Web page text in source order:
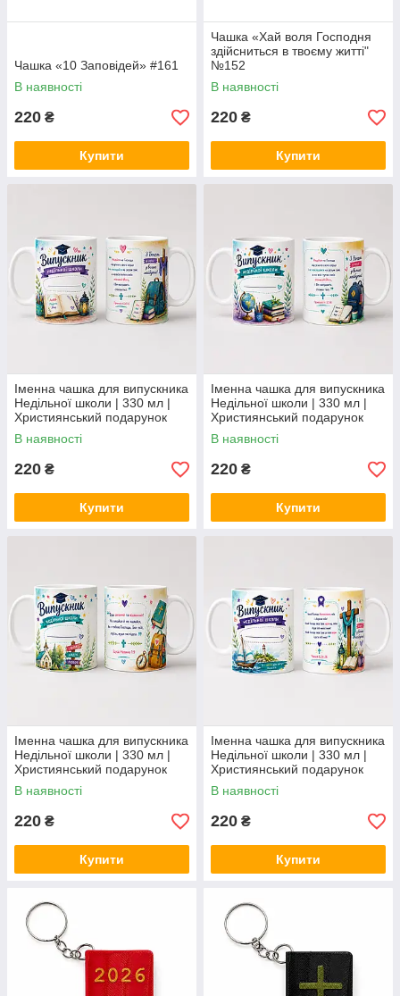
Чашка «10 Заповідей» #161
В наявності
220 ₴
Купити
Чашка «Хай воля Господня
здійсниться в твоєму житті"
№152
В наявності
220 ₴
Купити
Іменна чашка для випускника
Недільної школи | 330 мл |
Християнський подарунок
дитині-4
В наявності
220 ₴
Купити
Іменна чашка для випускника
Недільної школи | 330 мл |
Християнський подарунок
дитині-3
В наявності
220 ₴
Купити
Іменна чашка для випускника
Недільної школи | 330 мл |
Християнський подарунок
дитині-1
В наявності
220 ₴
Купити
Іменна чашка для випускника
Недільної школи | 330 мл |
Християнський подарунок
дитині-2
В наявності
220 ₴
Купити